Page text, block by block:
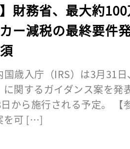
】財務省、最大約
ー減税の最終要件
歳入庁（IRS）は3月31
に関するガイダンス案を発
から施行される予定。 【
を可 […]